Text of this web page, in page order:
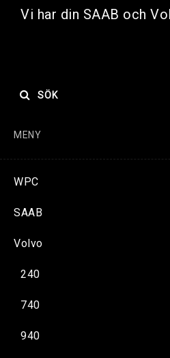
Vi har din SAAB och
SÖK
MENY
WPC
SAAB
Volvo
240
740
940